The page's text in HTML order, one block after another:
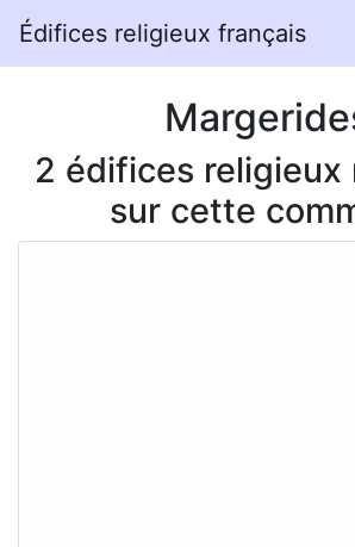
Édifices religieux français
2 édifices religieux
sur cette